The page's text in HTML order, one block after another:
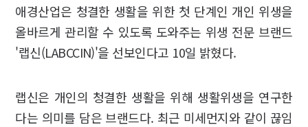
애경산업은 청결한 생활을 위한 첫 단계인 개인 위생을
올바르게 관리할 수 있도록 도와주는 위생 전문 브랜드
'랩신(LABCCIN)'을 선보인다고 10일 밝혔다.
랩신은 개인의 청결한 생활을 위해 생활위생을 연구한
다는 의미를 담은 브랜드다. 최근 미세먼지와 같이 끊임